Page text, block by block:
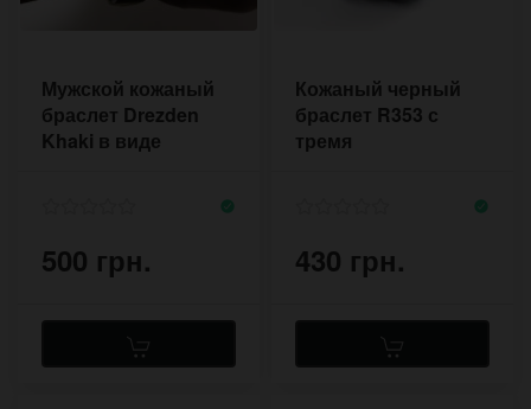
Мужской кожаный
браслет Drezden
Khaki в виде
500 грн.
Кожаный черный
браслет R353 с
тремя
430 грн.